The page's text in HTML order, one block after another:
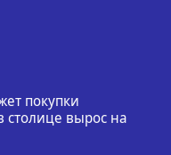
покупки
столице вырос на